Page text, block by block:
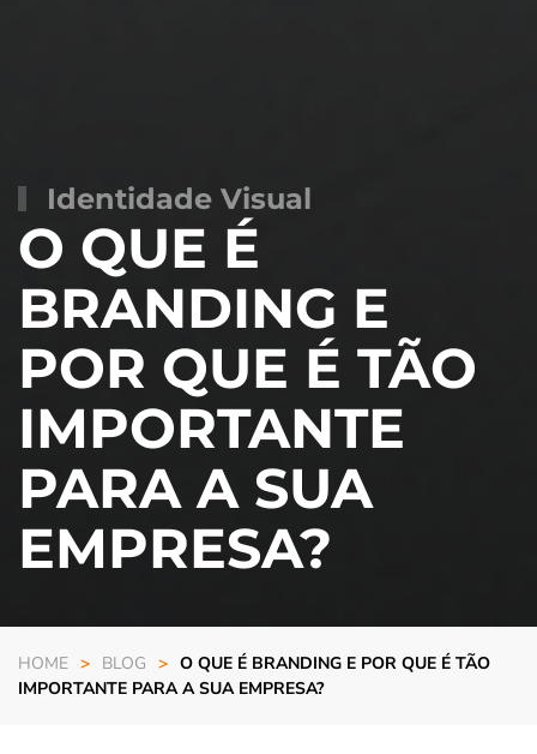
Identidade Visual
O QUE É
BRANDING E
POR QUE É TÃO
IMPORTANTE
PARA A SUA
EMPRESA?
HOME BLOG
O QUE É BRANDING E POR QUE É TÃO
IMPORTANTE PARA A SUA EMPRESA?